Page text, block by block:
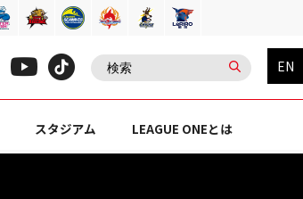
EN
スタジアム LEAGUE ONEとは